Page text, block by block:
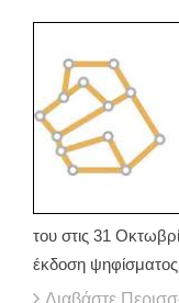
του στις 31
έκδοση ψηφίσματος
Διαβάστε